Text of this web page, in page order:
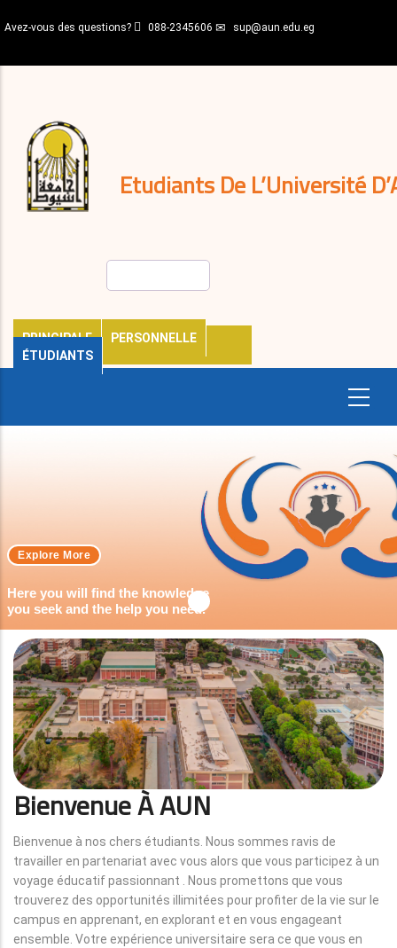
au
principal
Avez-vous des questions? 088-2345606 sup@aun.edu.eg
Etudiants De L’Université
PRINCIPALE
PERSONNELLE
ÉTUDIANTS
décisions
Expatriés
Journal
Here you will find the knowledge
you seek and the help you need.
Explore More
Bienvenue À AUN
Bienvenue à nos chers étudiants. Nous sommes ravis de
travailler en partenariat avec vous alors que vous participez à un
voyage éducatif passionnant . Nous promettons que vous
trouverez des opportunités illimitées pour profiter de la vie sur le
campus en apprenant, en explorant et en vous engageant
ensemble. Votre expérience universitaire sera ce que vous en